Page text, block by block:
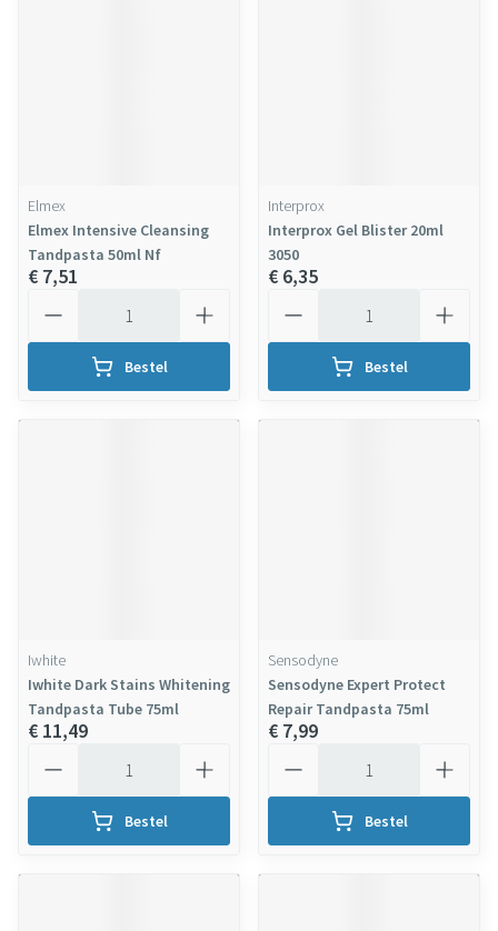
Elmex
Elmex Intensive Cleansing
Tandpasta 50ml Nf
€ 7,51
Bestel
Interprox
Interprox Gel Blister 20ml
3050
€ 6,35
Bestel
Iwhite
Iwhite Dark Stains Whitening
Tandpasta Tube 75ml
€ 11,49
Bestel
Sensodyne
Sensodyne Expert Protect
Repair Tandpasta 75ml
€ 7,99
Bestel